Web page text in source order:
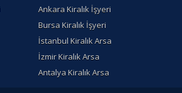
Ankara Kiralık İşyeri
Bursa Kiralık İşyeri
İstanbul Kiralık Arsa
İzmir Kiralık Arsa
Antalya Kiralık Arsa